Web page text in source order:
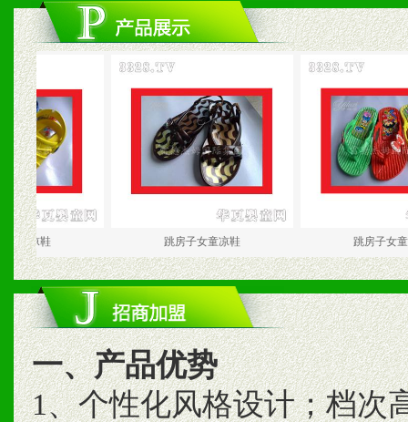
儿童凉鞋 跳房子女童凉鞋 跳房子女
一、产品优势
1、个性化风格设计；档次